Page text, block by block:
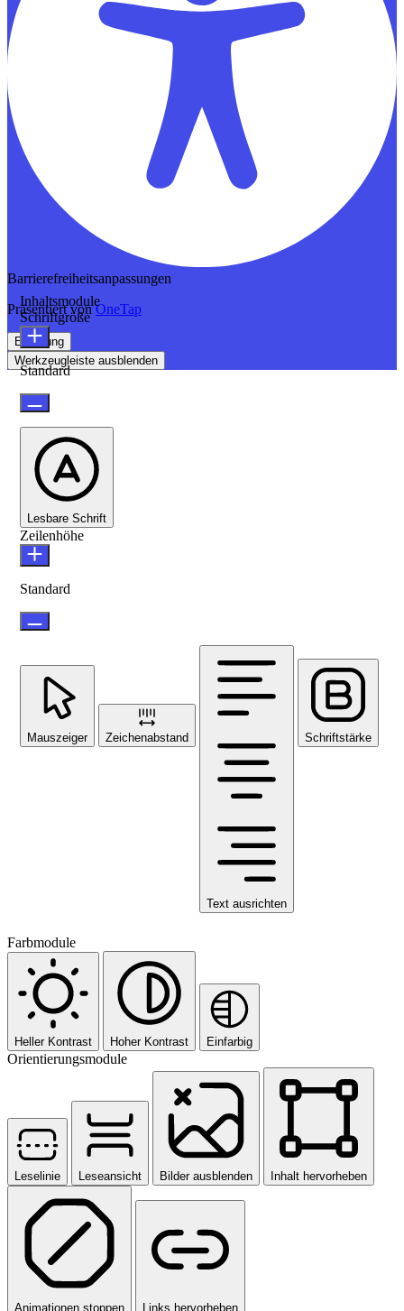
Barrierefreiheitsanpassungen
Präsentiert vonOneTap
Erklärung
Werkzeugleiste ausblenden
Inhaltsmodule
Schriftgröße
Standard
Lesbare Schrift
Zeilenhöhe
Standard
Mauszeiger Zeichenabstand
Text ausrichten
Schriftstärke
Farbmodule
Heller Kontrast Hoher Kontrast Einfarbig
Orientierungsmodule
Leselinie Leseansicht Bilder ausblenden Inhalt hervorheben
Animationen stoppen Links hervorheben